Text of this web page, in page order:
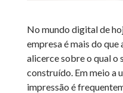
No mundo digital de
empresa é mais do que
alicerce sobre o qual o
construído. Em meio a
impressão é